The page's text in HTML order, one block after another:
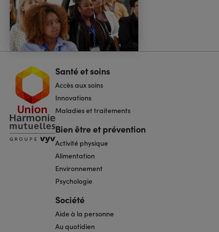
Navigation
de
page
Santé et soins
Accès aux soins
Innovations
Maladies et traitements
Bien être et prévention
Activité physique
Alimentation
Environnement
Psychologie
Société
Aide à la personne
Au quotidien